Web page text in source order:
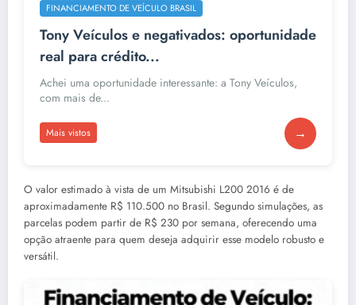
FINANCIAMENTO DE VEÍCULO BRASIL
Tony Veículos e negativados: oportunidade
real para crédito...
Achei uma oportunidade interessante: a Tony Veículos,
com mais de...
Mais vistos →
O valor estimado à vista de um Mitsubishi L200 2016 é de
aproximadamente R$ 110.500 no Brasil. Segundo simulações, as
parcelas podem partir de R$ 230 por semana, oferecendo uma
opção atraente para quem deseja adquirir esse modelo robusto e
versátil.